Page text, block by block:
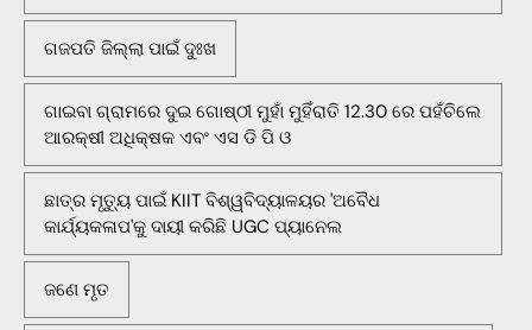
ଗଜପତି ଜିଲ୍ଲା ପାଇଁ ଦୁଃଖ
ଗାଇବା ଗ୍ରାମରେ ଦୁଇ ଗୋଷ୍ଠୀ ମୁହାଁ ମୁହିଁରାତି 12.30 ରେ ପହଁଚିଲେ
ଆରକ୍ଷୀ ଅଧିକ୍ଷକ ଏବଂ ଏସ ଡି ପି ଓ
ଛାତ୍ର ମୃତ୍ୟୁ ପାଇଁ KIIT ବିଶ୍ୱବିଦ୍ୟାଳୟର 'ଅବୈଧ
କାର୍ଯ୍ୟକଳାପ'କୁ ଦାୟୀ କରିଛି UGC ପ୍ୟାନେଲ
ଜଣେ ମୃତ